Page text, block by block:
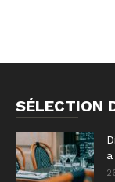
SÉLECTION